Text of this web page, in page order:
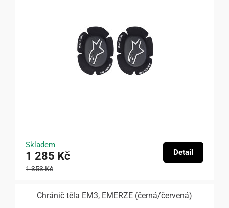
Skladem
1 285 Kč
1 353 Kč
Detail
Chránič těla EM3, EMERZE (černá/červená)